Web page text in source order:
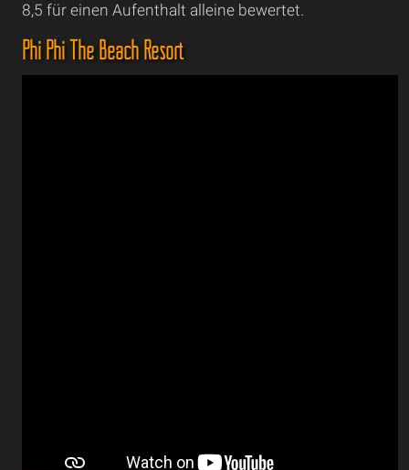
8,5 für einen Aufenthalt alleine bewertet.
Phi Phi The Beach Resort